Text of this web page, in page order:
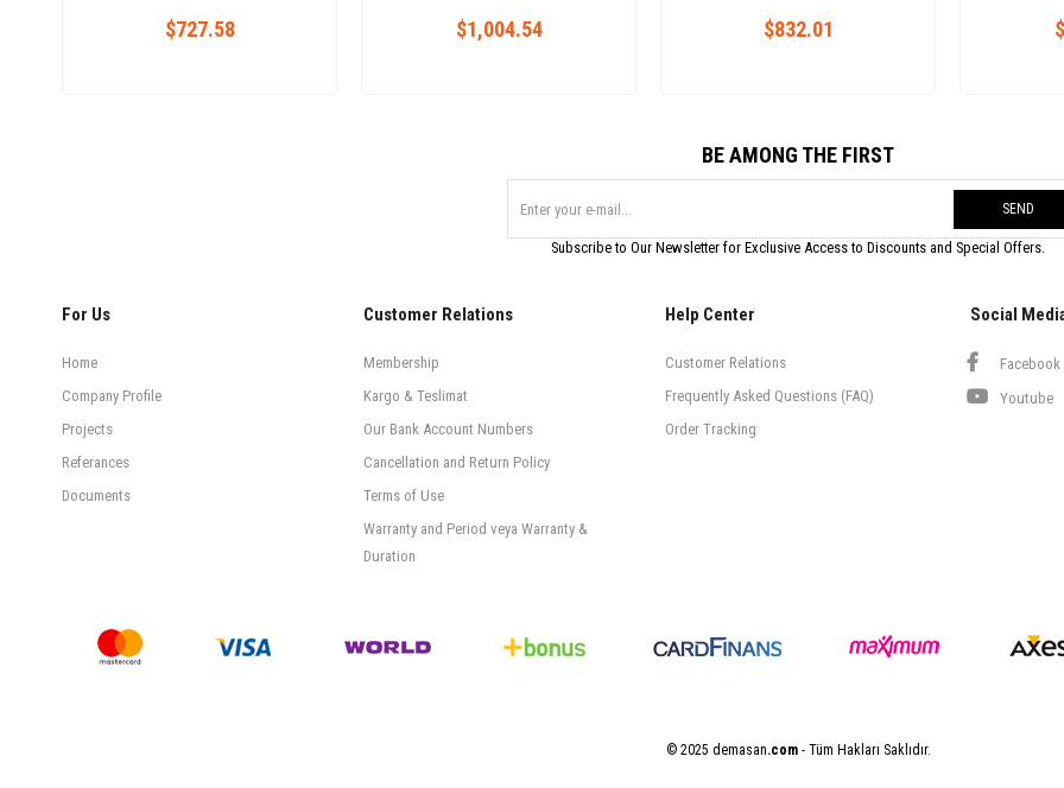
$727.58 $1,004.54 $832.01
BE AMONG THE FIRST
SEND
Subscribe to Our Newsletter for Exclusive Access to Discounts and Special Offers.
For Us
Home
Company Profile
Projects
Referances
Documents
Customer Relations
Membership
Kargo & Teslimat
Our Bank Account Numbers
Cancellation and Return Policy
Terms of Use
Warranty and Period veya Warranty &
Duration
Help Center
Customer Relations
Frequently Asked Questions (FAQ)
Order Tracking
Social
Facebook
Youtube
© 2025 demasan.com- Tüm Hakları Saklıdır.